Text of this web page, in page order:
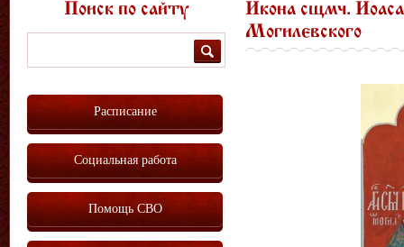
Икона сщмч.
Могилевского
Поиск по сайту
Расписание
Социальная работа
Помощь СВО